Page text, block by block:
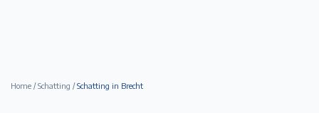
Home / Schatting /Schatting in Brecht